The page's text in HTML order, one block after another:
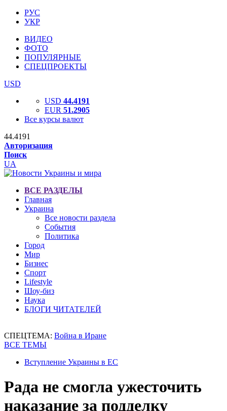
РУС
УКР
ВИДЕО
ФОТО
ПОПУЛЯРНЫЕ
СПЕЦПРОЕКТЫ
USD
USD 44.4191
EUR 51.2905
Все курсы валют
44.4191
Авторизация
Поиск
UA
ВСЕ РАЗДЕЛЫ
Главная
Украина
Все новости раздела
События
Политика
Город
Мир
Бизнес
Спорт
Lifestyle
Шоу-биз
Наука
БЛОГИ ЧИТАТЕЛЕЙ
СПЕЦТЕМА: Война в Иране
ВСЕ ТЕМЫ
Вступление Украины в ЕС
Рада не смогла ужесточить
наказание за подделку